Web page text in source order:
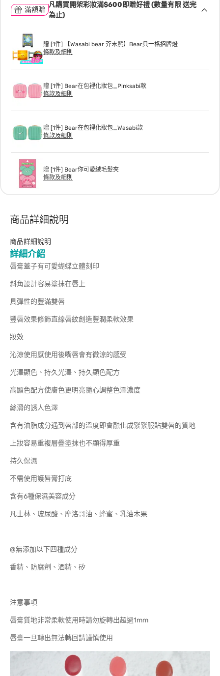
滿額贈
凡購買開架彩妝滿$600即贈好禮 (數量有限 送完
為止)
贈 [1件] 【Wasabi bear 芥末熊】Bear具一格招牌燈
條款及細則
贈 [1件] Bear在包裡化妝包_Pinksabi款
條款及細則
贈 [1件] Bear在包裡化妝包_Wasabi款
條款及細則
贈 [1件] Bear你可愛絨毛髮夾
條款及細則
商品詳細說明
商品詳細說明
詳細介紹
唇膏蓋子有可愛蝴蝶立體刻印
斜角設計容易塗抹在唇上
具彈性的豐滿雙唇
豐唇效果修飾直線唇紋創造豐潤柔軟效果
妝效
沁涼使用感使用後嘴唇會有微涼的感受
光澤顯色、持久光澤、持久顯色配方
高顯色配方使膚色更明亮隨心調整色澤濃度
絲滑的誘人色澤
含有油脂成分遇到唇部的溫度即會融化成緊緊服貼雙唇的質地
上妝容易重複層疊塗抹也不顯得厚重
持久保濕
不需使用護唇膏打底
含有6種保濕美容成分
凡士林、玻尿酸、摩洛哥油、蜂蜜、乳油木果
@無添加以下四種成分
香精、防腐劑、酒精、矽
注意事項
唇膏質地非常柔軟使用時請勿旋轉出超過1mm
唇膏一旦轉出無法轉回請謹慎使用